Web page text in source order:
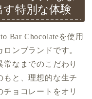
特別な体験
Bar Chocolateを使用
ンブランドです。
常なまでのこだわり
もと、理想的な生チ
チョコレートをオリ